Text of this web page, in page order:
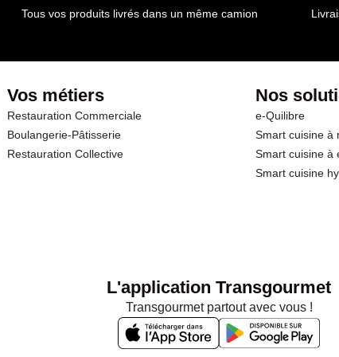
Tous vos produits livrés dans un même camion
Vos métiers
Restauration Commerciale
Boulangerie-Pâtisserie
Restauration Collective
Nos
e-Quilibre
Smart cuisine à
Smart cuisine à
Smart cuisine
L'application Transgourmet
Transgourmet partout avec vous !